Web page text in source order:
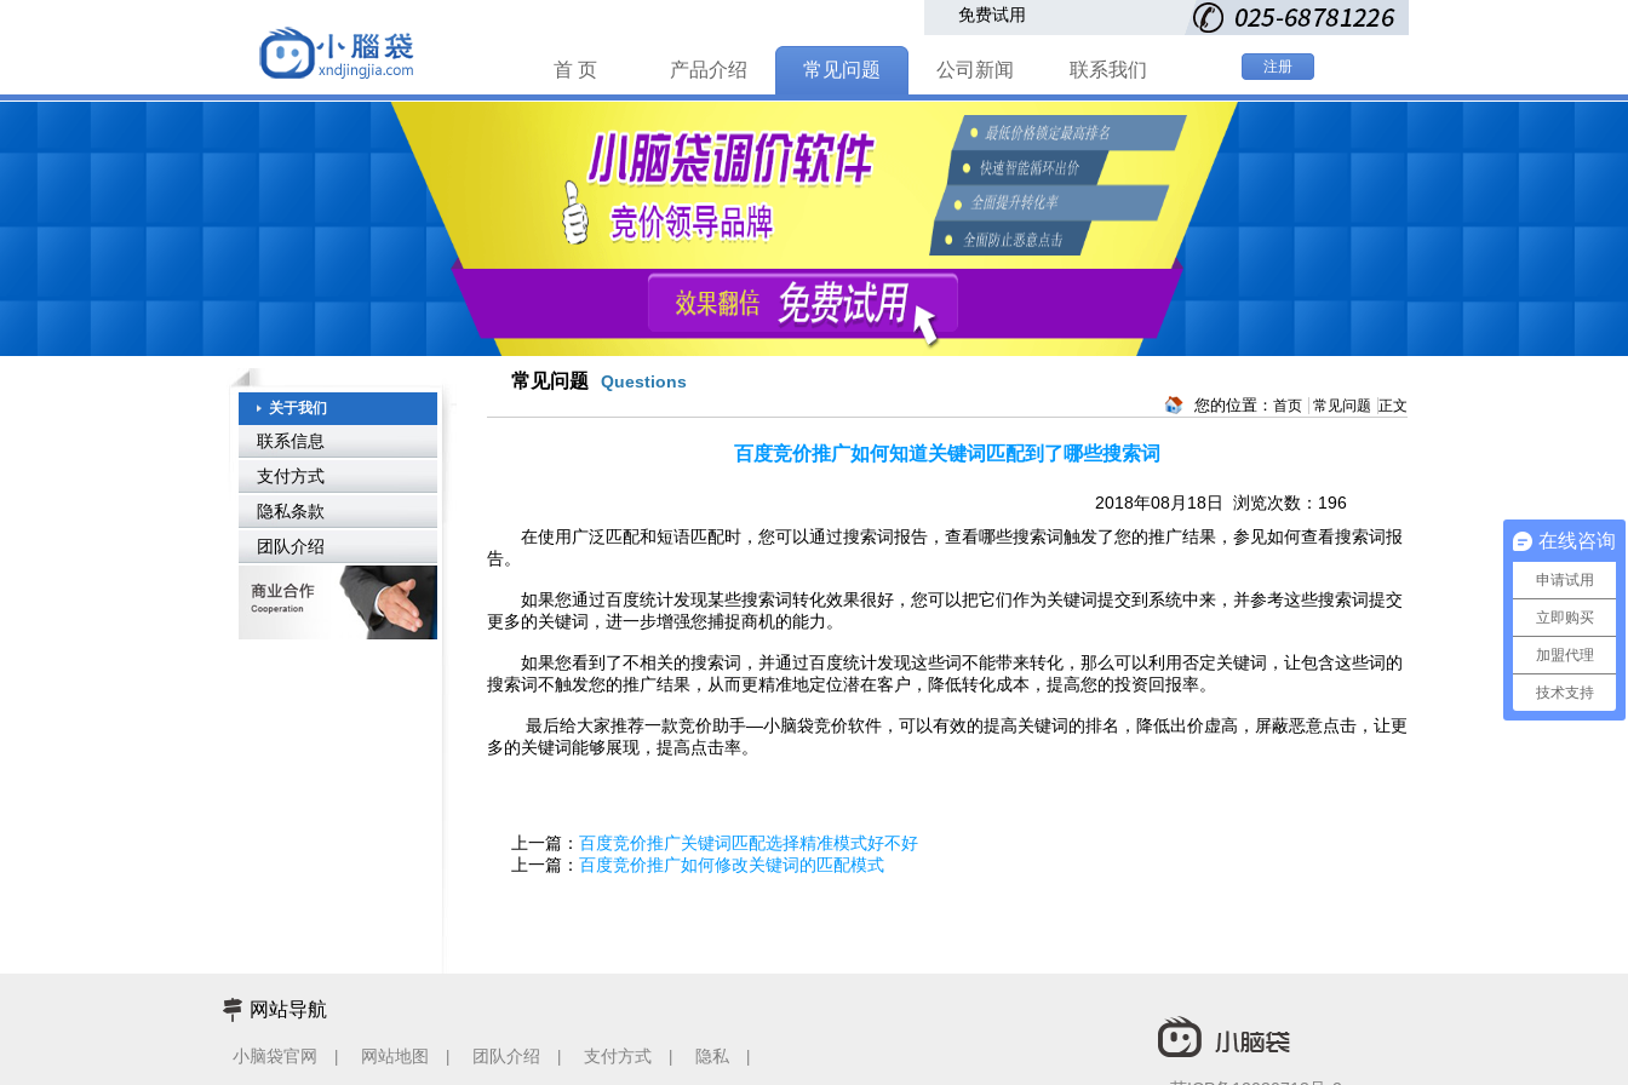
免费试用
首 页 产品介绍 常见问题 公司新闻 联系我们 注册
关于我们
联系信息
支付方式
隐私条款
团队介绍
常见问题 Questions
您的位置： 首页 常见问题 正文
百度竞价推广如何知道关键词匹配到了哪些搜索词
2018年08月18日 浏览次数： 196
在使用广泛匹配和短语匹配时，您可以通过搜索词报告，查看哪些搜索词触发了您的推广结果，参见如何查看搜索词报
告。
如果您通过百度统计发现某些搜索词转化效果很好，您可以把它们作为关键词提交到系统中来，并参考这些搜索词提交
更多的关键词，进一步增强您捕捉商机的能力。
如果您看到了不相关的搜索词，并通过百度统计发现这些词不能带来转化，那么可以利用否定关键词，让包含这些词的
搜索词不触发您的推广结果，从而更精准地定位潜在客户，降低转化成本，提高您的投资回报率。
最后给大家推荐一款竞价助手—小脑袋竞价软件，可以有效的提高关键词的排名，降低出价虚高，屏蔽恶意点击，让更
多的关键词能够展现，提高点击率。
上一篇： 百度竞价推广关键词匹配选择精准模式好不好
上一篇： 百度竞价推广如何修改关键词的匹配模式
网站导航
小脑袋官网 网站地图 团队介绍 支付方式 隐私
在线咨询
申请试用
立即购买
加盟代理
技术支持